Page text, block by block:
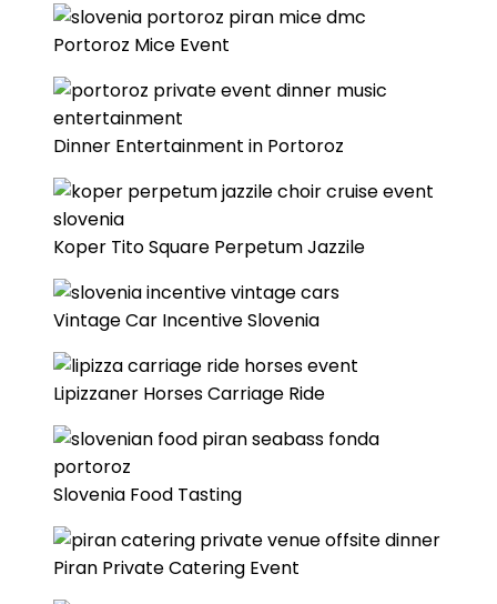
Portoroz Mice Event
Dinner Entertainment in Portoroz
Koper Tito Square Perpetum Jazzile
Vintage Car Incentive Slovenia
Lipizzaner Horses Carriage Ride
Slovenia Food Tasting
Piran Private Catering Event